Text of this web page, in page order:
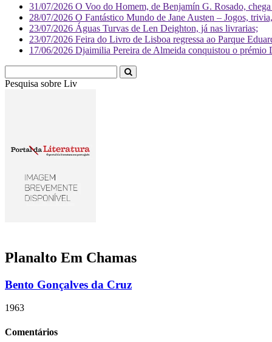
31/07/2026 O Voo do Homem, de Benjamín G. Rosado,
28/07/2026 O Fantástico Mundo de Jane Austen – Jogos,
23/07/2026 Águas Turvas de Len Deighton, já nas livrarias;
23/07/2026 Feira do Livro de Lisboa regressa ao Parque
17/06/2026 Djaimilia Pereira de Almeida conquistou o
Pesquisa sobre Literatura
Planalto Em Chamas
Bento Gonçalves da Cruz
1963
Comentários